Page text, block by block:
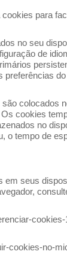
para
no seu
de
colocados
cookies
no
o tempo de
seus
cookies-no-